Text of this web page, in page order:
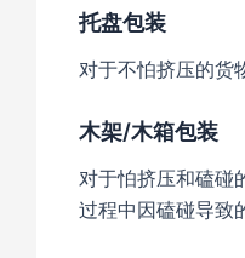
托盘包装
对于不怕挤压的货
木架/木箱包装
对于怕挤压和磕碰
过程中因磕碰导致